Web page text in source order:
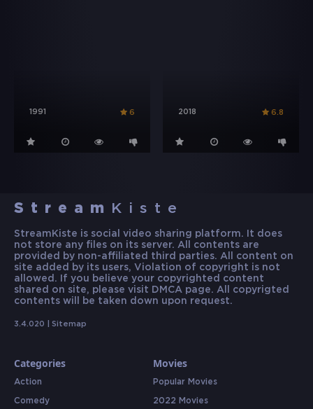
1991 6 2018 6.8
Stream Kiste
StreamKiste is social video sharing platform. It does
not store any files on its server. All contents are
provided by non-affiliated third parties. All content on
site added by its users, Violation of copyright is not
allowed. If you believe your copyrighted content
shared on site, please visit DMCA page. All copyrigted
contents will be taken down upon request.
3.4.020 | Sitemap
Categories
Action
Comedy
Movies
Popular Movies
2022 Movies